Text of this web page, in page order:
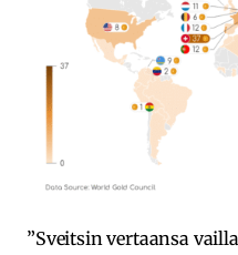
”Sveitsin vertaansa